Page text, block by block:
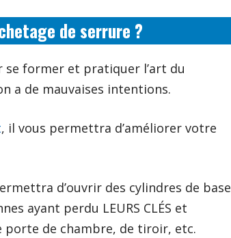
de serrure ?
se former et pratiquer l’art du
a de mauvaises intentions.
, il vous permettra d’améliorer votre
d’ouvrir des cylindres de base
ayant perdu LEURS CLÉS et
de chambre, de tiroir, etc.